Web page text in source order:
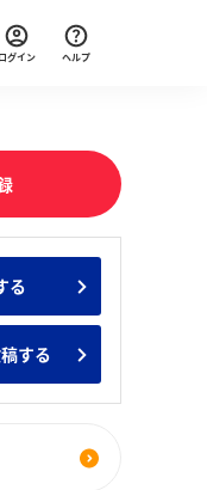
ターン人気企業ランキ
ト一覧
ログイン ヘルプ
る
する